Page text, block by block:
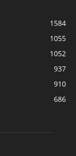
1584
1055
1052
937
910
686